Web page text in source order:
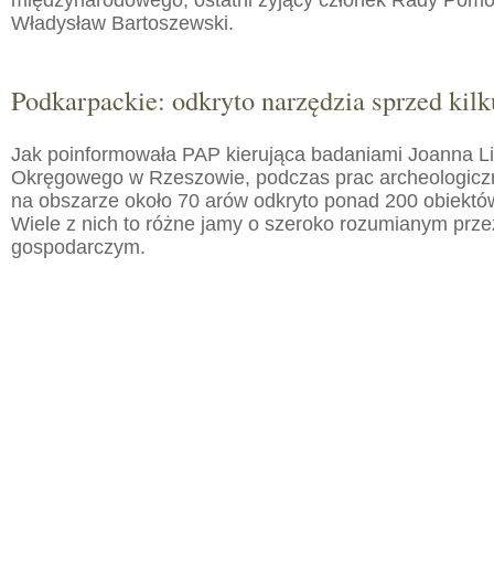
Władysław Bartoszewski.
Podkarpackie: odkryto narzędzia sprzed
Jak poinformowała PAP kierująca badaniami Joanna
Okręgowego w Rzeszowie, podczas prac
na obszarze około 70 arów odkryto ponad 200
Wiele z nich to różne jamy o szeroko rozumianym
gospodarczym.